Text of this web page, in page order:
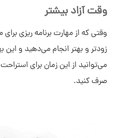
وقت آزاد بیشتر
وقتی که از مهارت برنامه ریزی برای
زودتر و بهتر انجام می‌دهید و
می‌توانید از این زمان برای
صرف کنید.